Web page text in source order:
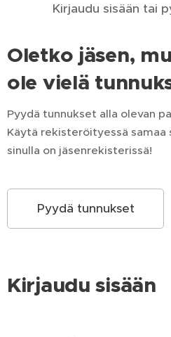
Kirjaudu sisään tai
Oletko jäsen,
ole vielä
Pyydä tunnukset alla olevan
Käytä rekisteröityessä
sinulla on jäsenrekisterissä!
Pyydä tunnukset
Kirjaudu sisään